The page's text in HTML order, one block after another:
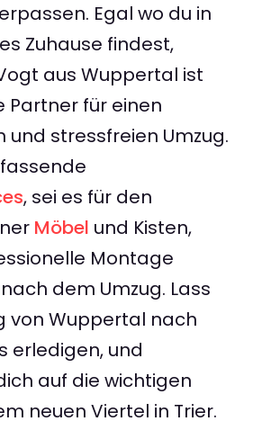
Egal wo du in
Zuhause findest,
aus Wuppertal ist
Partner für einen
und stressfreien Umzug.
, sei es für den
Möbel und Kisten,
Montage
dem Umzug. Lass
von Wuppertal nach
erledigen, und
auf die wichtigen
neuen Viertel in Trier.